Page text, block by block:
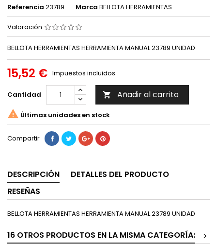
Referencia 23789 Marca BELLOTA HERRAMIENTAS
Valoración
BELLOTA HERRAMIENTAS HERRAMIENTA MANUAL 23789 UNIDAD
15,52 € Impuestos incluidos
Cantidad  Añadir al carrito
 Últimas unidades en stock
Compartir
DESCRIPCIÓN
DETALLES DEL PRODUCTO
RESEÑAS
BELLOTA HERRAMIENTAS HERRAMIENTA MANUAL 23789 UNIDAD
16 OTROS PRODUCTOS EN LA MISMA CATEGORÍA:
>